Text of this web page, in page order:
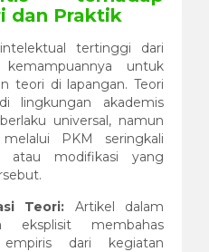
dan Praktik
tertinggi dari
untuk
teori di lapangan. Teori
lingkungan akademis
universal, namun
PKM seringkali
atau modifikasi yang
Teori: Artikel dalam
eksplisit membahas
dari kegiatan